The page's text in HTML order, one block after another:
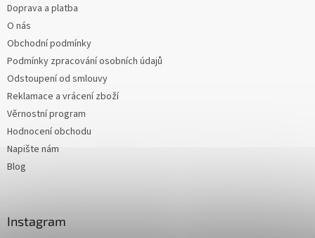
Doprava a platba
O nás
Obchodní podmínky
Podmínky zpracování osobních údajů
Odstoupení od smlouvy
Reklamace a vrácení zboží
Věrnostní program
Hodnocení obchodu
Napište nám
Blog
Instagram